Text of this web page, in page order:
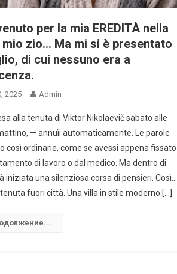
per la mia EREDITÀ nella
zio… Ma mi si è presentato
di cui nessuno era a
2025 Admin
alla tenuta di Viktor Nikolaevič sabato alle
— annuìi automaticamente. Le parole
così ordinarie, come se avessi appena fissato
di lavoro o dal medico. Ma dentro di
iniziata una silenziosa corsa di pensieri. Così…
fuori città. Una villa in stile moderno […]